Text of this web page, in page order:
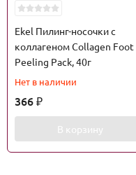
Ekel Пилинг-носочки с
коллагеном Collagen Foot
Peeling Pack, 40г
Нет в наличии
366 ₽
В корзину